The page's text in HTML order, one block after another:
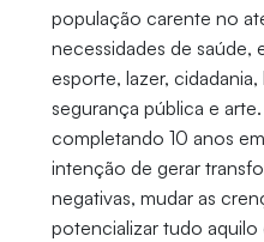
população carente no
necessidades de saúde,
esporte, lazer,
segurança pública e
completando 10 anos
intenção de gerar
negativas, mudar as
potencializar tudo aquilo